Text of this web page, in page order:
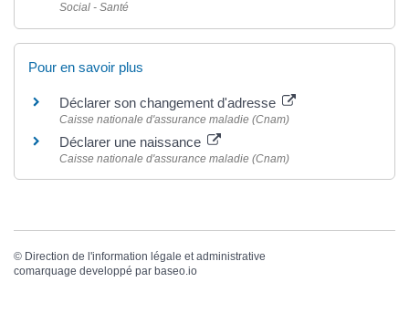
Social - Santé
Pour en savoir plus
Déclarer son changement d'adresse
Caisse nationale d'assurance maladie (Cnam)
Déclarer une naissance
Caisse nationale d'assurance maladie (Cnam)
© Direction de l'information légale et administrative
comarquage developpé par baseo.io